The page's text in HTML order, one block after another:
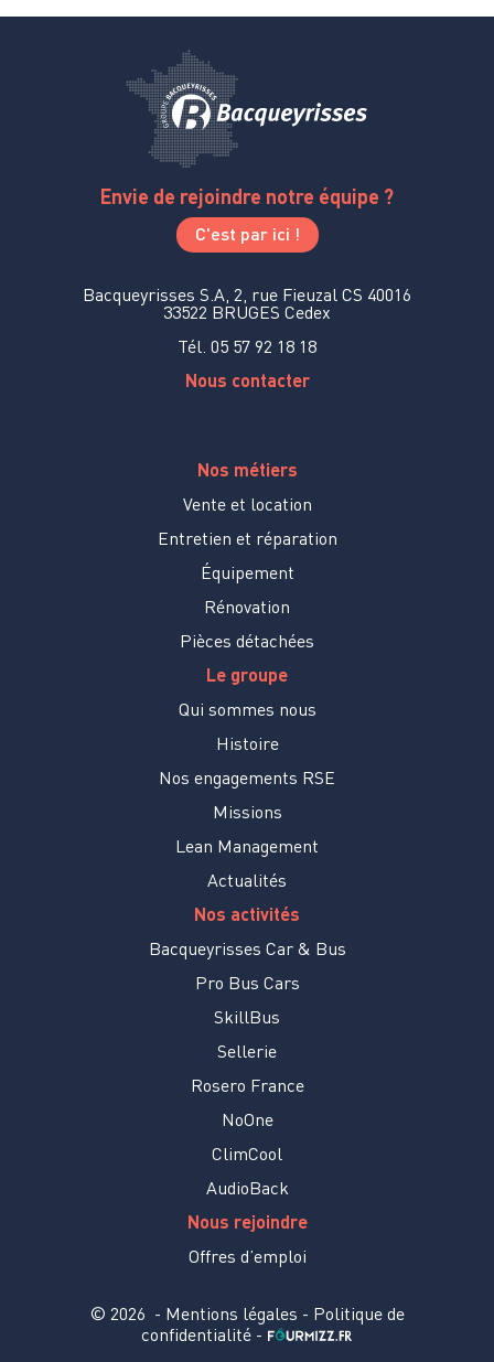
Envie de rejoindre notre équipe ?
C'est par ici !
Bacqueyrisses S.A, 2, rue Fieuzal CS 40016
33522 BRUGES Cedex
Tél. 05 57 92 18 18
Nous contacter
Nos métiers
Vente et location
Entretien et réparation
Équipement
Rénovation
Pièces détachées
Le groupe
Qui sommes nous
Histoire
Nos engagements RSE
Missions
Lean Management
Actualités
Nos activités
Bacqueyrisses Car & Bus
Pro Bus Cars
SkillBus
Sellerie
Rosero France
NoOne
ClimCool
AudioBack
Nous rejoindre
Offres d’emploi
© 2026 - Mentions légales - Politique de
confidentialité-